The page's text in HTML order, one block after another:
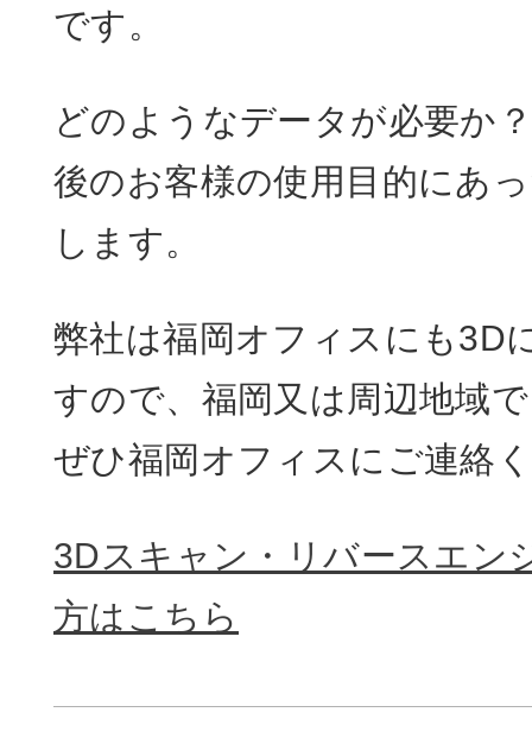
です。
どのようなデータが必要か
後のお客様の使用目的にあ
します。
弊社は福岡オフィスにも3D
すので、福岡又は周辺地域
ぜひ福岡オフィスにご連絡
3Dスキャン・リバースエン
方はこちら